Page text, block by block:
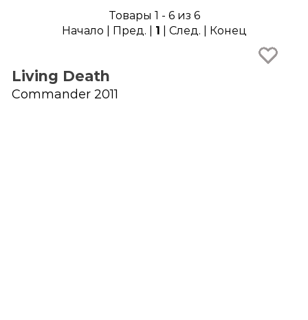
Товары 1 - 6 из 6
Начало | Пред. | 1 | След. | Конец
Living Death
Commander 2011